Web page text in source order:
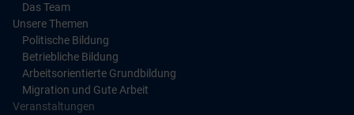
Das Team
Unsere Themen
Politische Bildung
Betriebliche Bildung
Arbeitsorientierte Grundbildung
Migration und Gute Arbeit
Veranstaltungen